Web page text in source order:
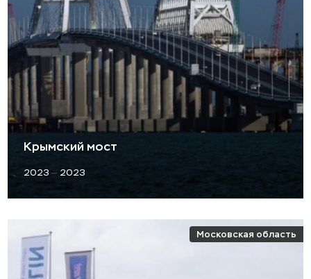
Крымский мост
2023 —2023
Московская область